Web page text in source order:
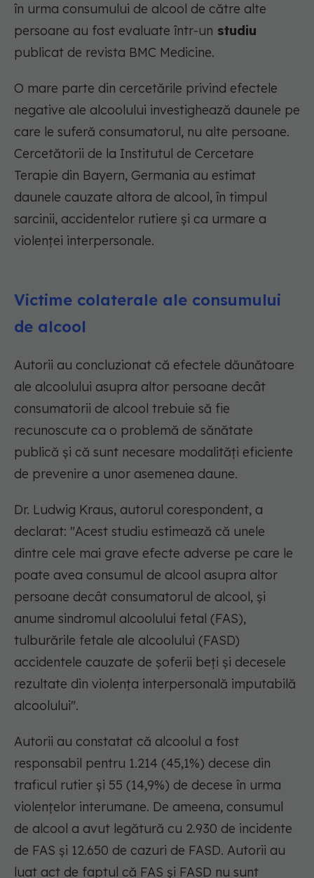
în urma consumului de alcool de către alte
persoane au fost evaluate într-un studiu
publicat de revista BMC Medicine.
O mare parte din cercetările privind efectele
negative ale alcoolului investighează daunele pe
care le suferă consumatorul, nu alte persoane.
Cercetătorii de la Institutul de Cercetare
Terapie din Bayern, Germania au estimat
daunele cauzate altora de alcool, în timpul
sarcinii, accidentelor rutiere și ca urmare a
violenței interpersonale.
Victime colaterale ale consumului
de alcool
Autorii au concluzionat că efectele dăunătoare
ale alcoolului asupra altor persoane decât
consumatorii de alcool trebuie să fie
recunoscute ca o problemă de sănătate
publică și că sunt necesare modalități eficiente
de prevenire a unor asemenea daune.
Dr. Ludwig Kraus, autorul corespondent, a
declarat: "Acest studiu estimează că unele
dintre cele mai grave efecte adverse pe care le
poate avea consumul de alcool asupra altor
persoane decât consumatorul de alcool, și
anume sindromul alcoolului fetal (FAS),
tulburările fetale ale alcoolului (FASD)
accidentele cauzate de șoferii beți și decesele
rezultate din violența interpersonală imputabilă
alcoolului".
Autorii au constatat că alcoolul a fost
responsabil pentru 1.214 (45,1%) decese din
traficul rutier și 55 (14,9%) de decese în urma
violențelor interumane. De ameena, consumul
de alcool a avut legătură cu 2.930 de incidente
de FAS și 12.650 de cazuri de FASD. Autorii au
luat act de faptul că FAS și FASD nu sunt